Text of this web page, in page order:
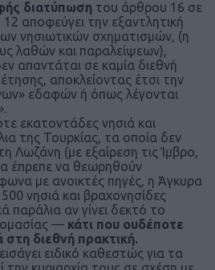
διατύπωση του άρθρου 16 σε
αποφεύγει την εξαντλητική
νησιωτικών σχηματισμών, (η
λαθών και παραλείψεων),
απαντάται σε καμία διεθνή
αποκλείοντας έτσι την
εδαφών ή όπως λέγονται
εκατοντάδες νησιά και
της Τουρκίας, τα οποία δεν
Λωζάνη (με εξαίρεση τις Ίμβρο,
έπρεπε να θεωρηθούν
με ανοικτές πηγές, η Άγκυρα
νησιά και βραχονησίδες
παράλια αν γίνει δεκτό το
— κάτι που ουδέποτε
διεθνή πρακτική.
ειδικό καθεστώς για τα